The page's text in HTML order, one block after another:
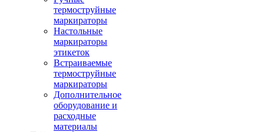
термоструйные
маркираторы
Настольные
маркираторы
этикеток
Встраиваемые
термоструйные
маркираторы
Дополнительное
оборудование и
расходные
материалы